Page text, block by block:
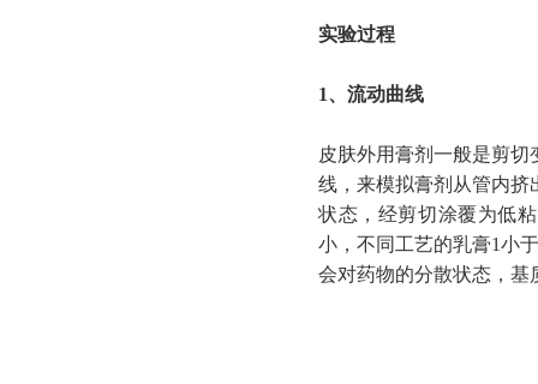
实验过程
1、流动曲线
皮肤外用膏剂一般是剪
线，来模拟膏剂从管内
状态，经剪切涂覆为低
小，不同工艺的乳膏1小
会对药物的分散状态，基